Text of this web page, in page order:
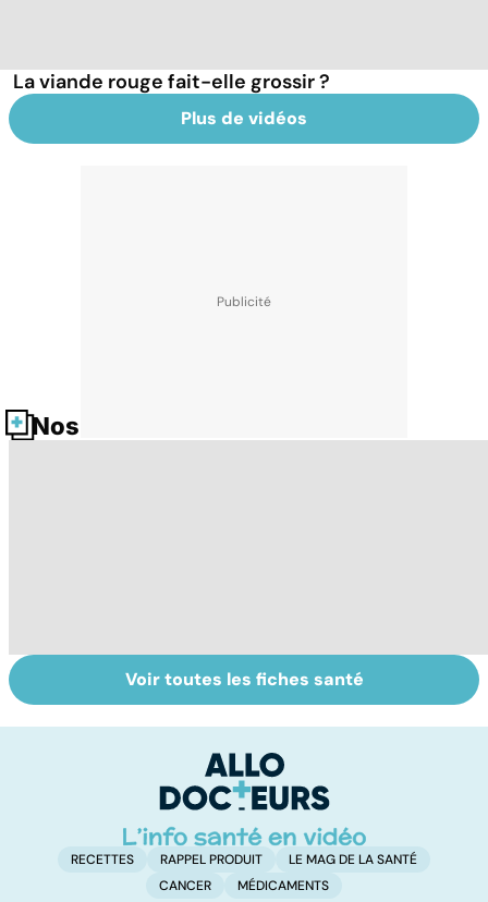
La viande rouge fait-elle grossir ?
Plus de vidéos
Nos fiches santé
Le magnésium,
un oligo-élément
Intestin irritable :
le régime
solution ?
Voir toutes les fiches santé
RECETTES RAPPEL PRODUIT
LE MAG DE LA SANTÉ
CANCER
MÉDICAMENTS